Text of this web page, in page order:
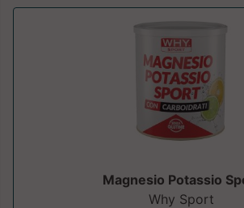
Magnesio Potassio
Why Sport